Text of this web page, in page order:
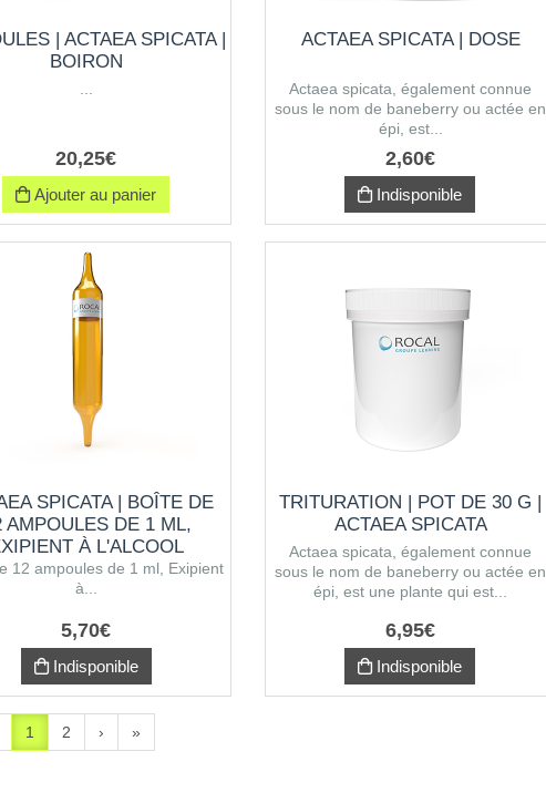
| ACTAEA SPICATA |
BOIRON
20,25€
Ajouter au panier
ACTAEA SPICATA | DOSE
Actaea spicata, également connue
sous le nom de baneberry ou actée en
épi, est...
2,60€
Indisponible
SPICATA | BOÎTE DE
AMPOULES DE 1 ML,
À L'ALCOOL
12 ampoules de 1 ml, Exipient
à...
5,70€
Indisponible
TRITURATION | POT DE 30 G |
ACTAEA SPICATA
Actaea spicata, également connue
sous le nom de baneberry ou actée en
épi, est une plante qui est...
6,95€
Indisponible
1 2 › »